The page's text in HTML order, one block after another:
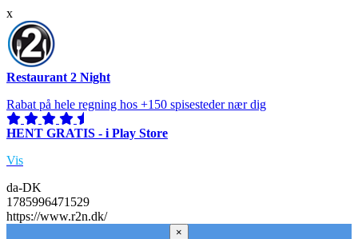
x
Restaurant 2 Night
Rabat på hele regning hos +150 spisesteder nær dig
HENT GRATIS - i Play Store
Vis
da-DK
1785996471529
https://www.r2n.dk/
×